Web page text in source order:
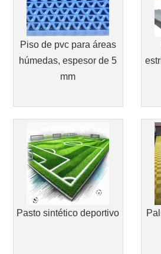
Piso de pvc para áreas
húmedas, espesor de 5
mm
Pasto sintético deportivo